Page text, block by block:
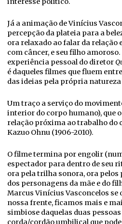
Já a animação de Vinícius
percepção da plateia para a
ora relaxado ao falar da
com câncer, e seu filho
experiência pessoal do diretor
é daqueles filmes que fluem
das ideias pela própria
Um traço a serviço do
interior do corpo humano), que
relação próxima ao trabalho do
Kazuo Ohnu (1906-2010).
O filme termina por engolir
espectador para dentro de seu
ora pela trilha sonora, ora
dos personagens da mãe e do
Marcus Vinícius Vasconcelos se
nossa frente, ficamos mais e
simbiose daquelas duas
corda/cordão umbilical que